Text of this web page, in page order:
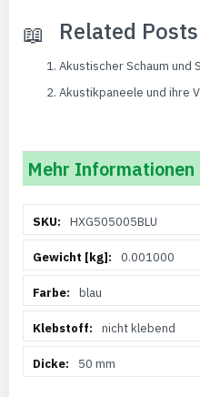
Related Posts
Akustischer Schaum und
Akustikpaneele und ihre
Mehr Informationen
InformationenHXG505005BLU
0.001000
blau
nicht klebend
50 mm